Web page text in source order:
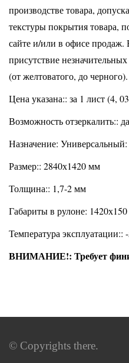
производстве товара,
текстуры покрытия товара,
сайте и/или в офисе
присутствие
(от желтоватого, до черного).
Цена указана:: за 1 лист (4,
Возможность отзеркалить:: да
Назначение:
Размер:: 2840х1420 мм
Толщина:: 1,7-2 мм
Габариты в рулоне:
Температура
ВНИМАНИЕ!: Требует
© Copyrights there.